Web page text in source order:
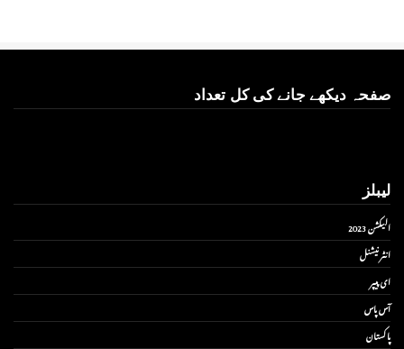
صفحہ دیکھے جانے کی کل تعداد
لیبلز
الیکشن 2023
انٹر نیشنل
ای پیپر
آس پاس
پاکستان